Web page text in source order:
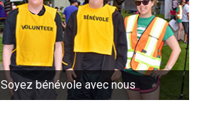
Soyez bénévole avec nous